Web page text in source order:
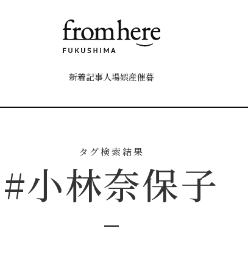
新着記事人場娯産催暮
タグ検索結果
#小林奈保子